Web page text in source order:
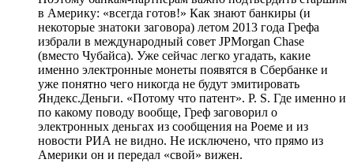
в Америку: «всегда готов!» Как знают банкиры (и
некоторые знатоки заговора) летом 2013 года Грефа
избрали в международный совет JPMorgan Chase
(вместо Чубайса). Уже сейчас легко угадать, какие
именно электронные монеты появятся в Сбербанке и
уже понятно чего никогда не будут эмитировать
Яндекс.Деньги. «Потому что патент». P. S. Где именно и
по какому поводу вообще, Греф заговорил о
электронных деньгах из сообщения на Роеме и из
новости РИА не видно. Не исключено, что прямо из
Америки он и передал «свой» вижен.